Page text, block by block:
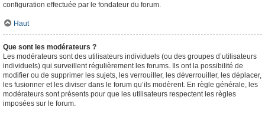
configuration effectuée par le fondateur du forum.
Haut
Que sont les modérateurs ?
Les modérateurs sont des utilisateurs individuels (ou des groupes d’utilisateurs
individuels) qui surveillent régulièrement les forums. Ils ont la possibilité de
modifier ou de supprimer les sujets, les verrouiller, les déverrouiller, les déplacer,
les fusionner et les diviser dans le forum qu’ils modèrent. En règle générale, les
modérateurs sont présents pour que les utilisateurs respectent les règles
imposées sur le forum.